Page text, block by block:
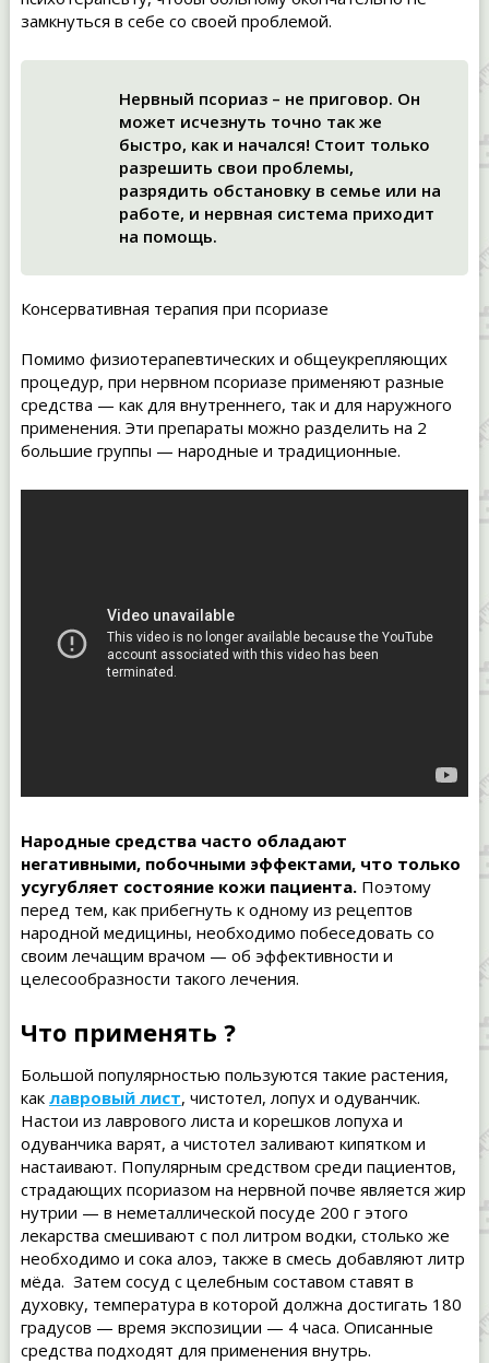
замкнуться в себе со своей проблемой.
Нервный псориаз – не приговор. Он
может исчезнуть точно так же
быстро, как и начался! Стоит только
разрешить свои проблемы,
разрядить обстановку в семье или на
работе, и нервная система приходит
на помощь.
Консервативная терапия при псориазе
Помимо физиотерапевтических и общеукрепляющих
процедур, при нервном псориазе применяют разные
средства — как для внутреннего, так и для наружного
применения. Эти препараты можно разделить на 2
большие группы — народные и традиционные.
Народные средства часто обладают
негативными, побочными эффектами, что только
усугубляет состояние кожи пациента.Поэтому
перед тем, как прибегнуть к одному из рецептов
народной медицины, необходимо побеседовать со
своим лечащим врачом — об эффективности и
целесообразности такого лечения.
Что применять ?
Большой популярностью пользуются такие растения,
как лавровый лист, чистотел, лопух и одуванчик.
Настои из лаврового листа и корешков лопуха и
одуванчика варят, а чистотел заливают кипятком и
настаивают. Популярным средством среди пациентов,
страдающих псориазом на нервной почве является жир
нутрии — в неметаллической посуде 200 г этого
лекарства смешивают с пол литром водки, столько же
необходимо и сока алоэ, также в смесь добавляют литр
мёда. Затем сосуд с целебным составом ставят в
духовку, температура в которой должна достигать 180
градусов — время экспозиции — 4 часа. Описанные
средства подходят для применения внутрь.